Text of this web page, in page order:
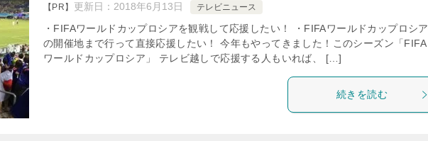
【PR】 更新日： 2018年6月13日 テレビニュース
・FIFAワールドカップロシアを観戦して応援したい！ ・FIFAワールドカップロシア
の開催地まで行って直接応援したい！ 今年もやってきました！このシーズン「FIFA
ワールドカップロシア」 テレビ越しで応援する人もいれば、 […]
続きを読む